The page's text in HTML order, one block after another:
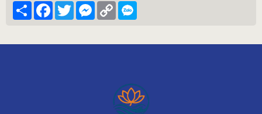
Share Facebook
TwitterMessenger
Copy
Link